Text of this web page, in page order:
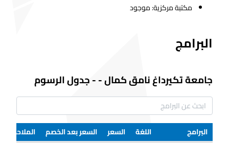
مكتبة مركزية: موجود
البرامج
جامعة تكيرداغ نامق كمال-
-جدول الرسوم
البرامج اللغة السعر السعر بعد الخصم
الملاحظات